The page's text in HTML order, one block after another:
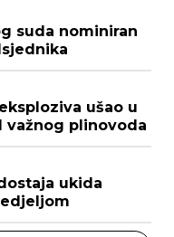
suda nominiran
ušao u
važnog plinovoda
ukida